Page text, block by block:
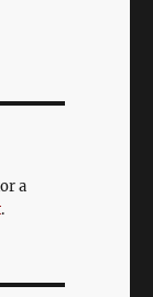
a
.